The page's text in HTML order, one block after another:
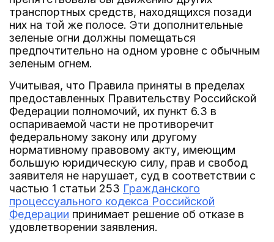
транспортных средств, находящихся позади
них на той же полосе. Эти дополнительные
зеленые огни должны помещаться
предпочтительно на одном уровне с обычным
зеленым огнем.
Учитывая, что Правила приняты в пределах
предоставленных Правительству Российской
Федерации полномочий, их пункт 6.3 в
оспариваемой части не противоречит
федеральному закону или другому
нормативному правовому акту, имеющим
большую юридическую силу, прав и свобод
заявителя не нарушает, суд в соответствии с
частью 1 статьи 253 Гражданского
процессуального кодекса Российской
Федерации принимает решение об отказе в
удовлетворении заявления.